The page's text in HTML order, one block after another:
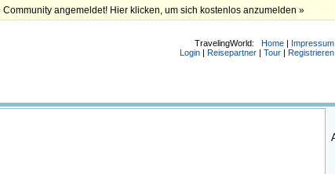
angemeldet! Hier klicken, um sich kostenlos anzumelden »
TravelingWorld: Home | Impressum
Login | Reisepartner | Tour | Registrieren